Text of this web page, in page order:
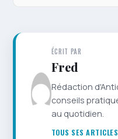
ÉCRIT PAR
Fred
Rédaction
conseils
au quotidien.
TOUS SES